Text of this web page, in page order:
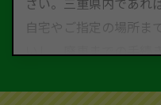
自宅やご指定の場所ま
いし、廃車までの手続